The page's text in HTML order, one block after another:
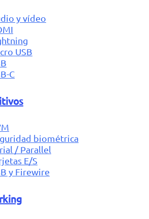
y vídeo
USB
C
biométrica
/ Parallel
E/S
y Firewire